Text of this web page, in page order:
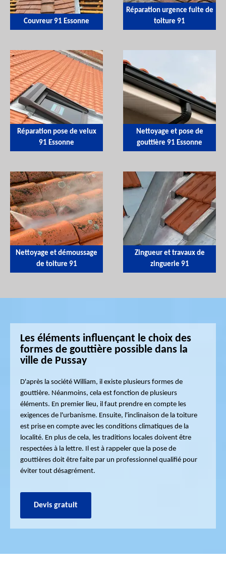
Couvreur 91 Essonne
Réparation urgence fuite de
toiture 91
Réparation pose de velux
91 Essonne
Nettoyage et pose de
gouttière 91 Essonne
Nettoyage et démoussage
de toiture 91
Zingueur et travaux de
zinguerie 91
Les éléments influençant le choix des
formes de gouttière possible dans la
ville de Pussay
D'après la société William, il existe plusieurs formes de
gouttière. Néanmoins, cela est fonction de plusieurs
éléments. En premier lieu, il faut prendre en compte les
exigences de l'urbanisme. Ensuite, l'inclinaison de la toiture
est prise en compte avec les conditions climatiques de la
localité. En plus de cela, les traditions locales doivent être
respectées à la lettre. Il est à rappeler que la pose de
gouttières doit être faite par un professionnel qualifié pour
éviter tout désagrément.
Devis gratuit